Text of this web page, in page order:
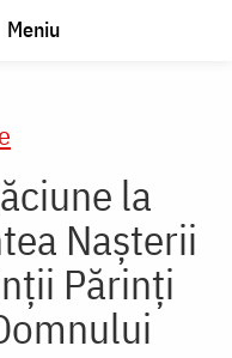
Meniu
la
Naşterii
Părinţi